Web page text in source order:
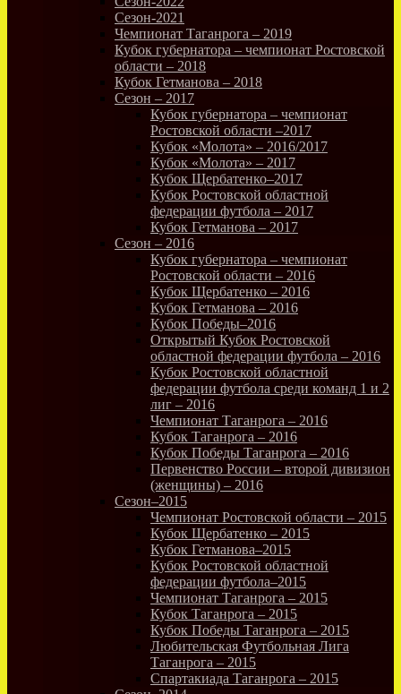
Сезон-2021
Чемпионат Таганрога – 2019
Кубок губернатора – чемпионат Ростовской
области – 2018
Кубок Гетманова – 2018
Сезон – 2017
Кубок губернатора – чемпионат
Ростовской области –2017
Кубок «Молота» – 2016/2017
Кубок «Молота» – 2017
Кубок Щербатенко–2017
Кубок Ростовской областной
федерации футбола – 2017
Кубок Гетманова – 2017
Сезон – 2016
Кубок губернатора – чемпионат
Ростовской области – 2016
Кубок Щербатенко – 2016
Кубок Гетманова – 2016
Кубок Победы–2016
Открытый Кубок Ростовской
областной федерации футбола – 2016
Кубок Ростовской областной
федерации футбола среди команд 1 и 2
лиг – 2016
Чемпионат Таганрога – 2016
Кубок Таганрога – 2016
Кубок Победы Таганрога – 2016
Первенство России – второй дивизион
(женщины) – 2016
Сезон–2015
Чемпионат Ростовской области – 2015
Кубок Щербатенко – 2015
Кубок Гетманова–2015
Кубок Ростовской областной
федерации футбола–2015
Чемпионат Таганрога – 2015
Кубок Таганрога – 2015
Кубок Победы Таганрога – 2015
Любительская Футбольная Лига
Таганрога – 2015
Спартакиада Таганрога – 2015